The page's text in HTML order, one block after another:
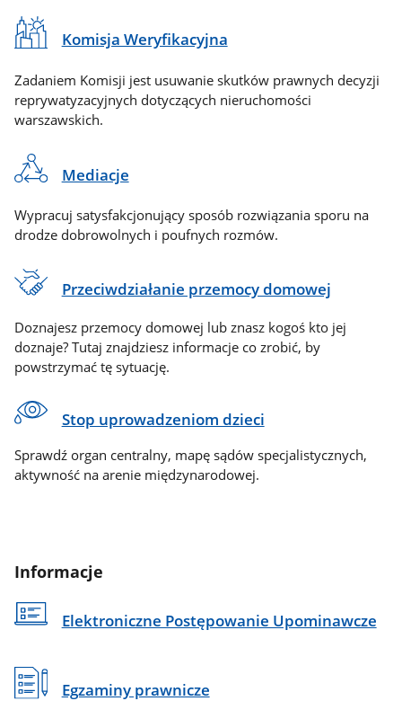
Komisja Weryfikacyjna
Zadaniem Komisji jest usuwanie skutków prawnych decyzji
reprywatyzacyjnych dotyczących nieruchomości
warszawskich.
Mediacje
Wypracuj satysfakcjonujący sposób rozwiązania sporu na
drodze dobrowolnych i poufnych rozmów.
Przeciwdziałanie przemocy domowej
Doznajesz przemocy domowej lub znasz kogoś kto jej
doznaje? Tutaj znajdziesz informacje co zrobić, by
powstrzymać tę sytuację.
Stop uprowadzeniom dzieci
Sprawdź organ centralny, mapę sądów specjalistycznych,
aktywność na arenie międzynarodowej.
Informacje
Elektroniczne Postępowanie Upominawcze
Egzaminy prawnicze